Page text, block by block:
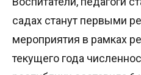
садах станут первыми
мероприятия в рамках
текущего года